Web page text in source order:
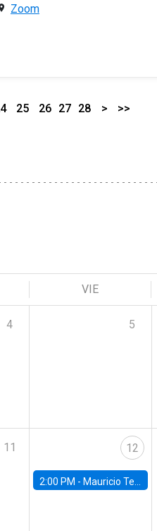
Zoom
25 26 27 28 > >>
VIE
4 5
11 12
2:00 PM - Mauricio Tejada, UDP